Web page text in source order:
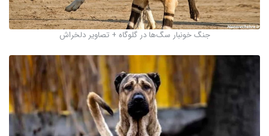
جنگ خونبار سگ‌ها در گلوگاه + تصاویر دلخراش